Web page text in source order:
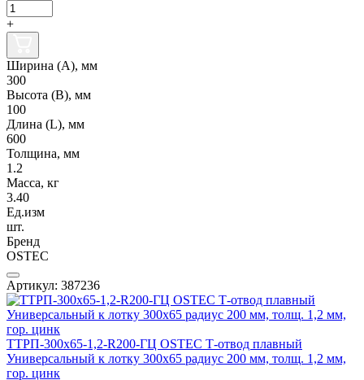
+
Ширина (А), мм
300
Высота (В), мм
100
Длина (L), мм
600
Толщина, мм
1.2
Масса, кг
3.40
Ед.изм
шт.
Бренд
OSTEC
Артикул: 387236
ТТРП-300х65-1,2-R200-ГЦ OSTEC Т-отвод плавный
Универсальный к лотку 300х65 радиус 200 мм, толщ. 1,2 мм,
гор. цинк